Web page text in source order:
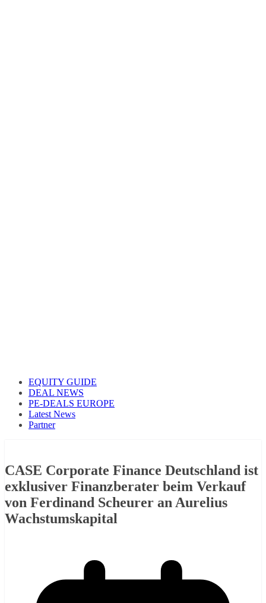
EQUITY GUIDE
DEAL NEWS
PE-DEALS EUROPE
Latest News
Partner
CASE Corporate Finance Deutschland ist
exklusiver Finanzberater beim Verkauf
von Ferdinand Scheurer an Aurelius
Wachstumskapital